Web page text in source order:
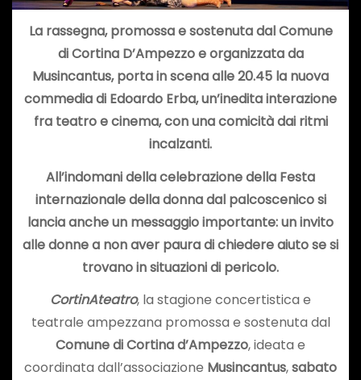
La rassegna, promossa e sostenuta dal Comune
di Cortina D’Ampezzo e organizzata da
Musincantus, porta in scena alle 20.45 la nuova
commedia di Edoardo Erba,un’inedita interazione
fra teatro e cinema, con una comicità dai ritmi
incalzanti.
All’indomani della celebrazione della Festa
internazionale della donna dal palcoscenico si
lancia anche un messaggio importante: un invito
alle donne a non aver paura di chiedere aiuto se si
trovano in situazioni di pericolo.
CortinAteatro, la stagione concertistica e
teatrale ampezzana promossa e sostenuta dal
Comune di Cortina d’Ampezzo, ideata e
coordinata dall’associazione Musincantus,sabato